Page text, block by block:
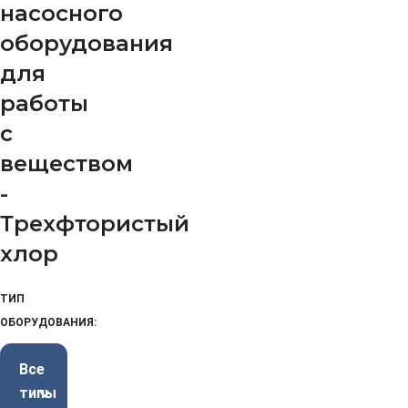
насосного
оборудования
для
работы
с
веществом
-
Трехфтористый
хлор
ТИП
ОБОРУДОВАНИЯ:
Все
типы